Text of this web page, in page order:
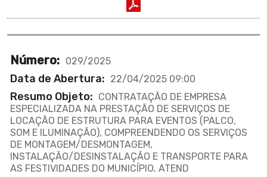
Número: 029/2025
Data de Abertura: 22/04/2025 09:00
Resumo Objeto: CONTRATAÇÃO DE EMPRESA
ESPECIALIZADA NA PRESTAÇÃO DE SERVIÇOS DE
LOCAÇÃO DE ESTRUTURA PARA EVENTOS (PALCO,
SOM E ILUMINAÇÃO), COMPREENDENDO OS SERVIÇOS
DE MONTAGEM/DESMONTAGEM,
INSTALAÇÃO/DESINSTALAÇÃO E TRANSPORTE PARA
AS FESTIVIDADES DO MUNICÍPIO, ATEND